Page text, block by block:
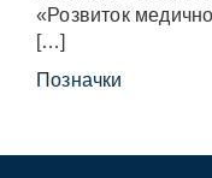
«Розвиток
[…]
Позначки